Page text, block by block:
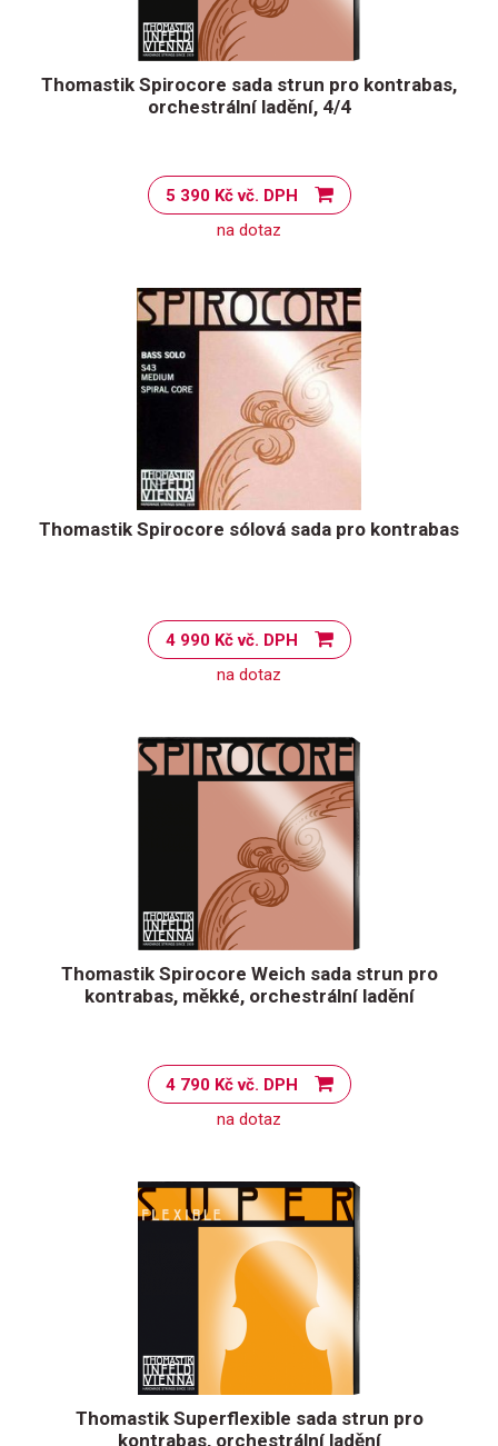
Thomastik Spirocore sada strun pro kontrabas,
orchestrální ladění, 4/4
5 390 Kč vč. DPH
na dotaz
Thomastik Spirocore sólová sada pro kontrabas
4 990 Kč vč. DPH
na dotaz
Thomastik Spirocore Weich sada strun pro
kontrabas, měkké, orchestrální ladění
4 790 Kč vč. DPH
na dotaz
Thomastik Superflexible sada strun pro
kontrabas, orchestrální ladění